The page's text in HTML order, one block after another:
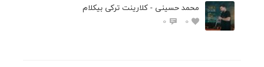
محمد حسینی - کلارینت ترکی بیکلام
0
0